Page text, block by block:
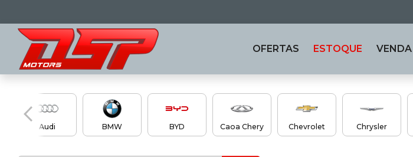
OFERTAS ESTOQUE VENDA
Audi BMW BYD Caoa Chery Chevrolet Chrysler